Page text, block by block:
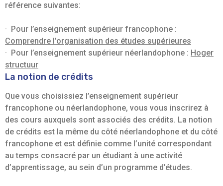
référence suivantes:
· Pour l’enseignement supérieur francophone :
Comprendre l’organisation des études supérieures
· Pour l’enseignement supérieur néerlandophone : Hoger
structuur
La notion de crédits
Que vous choisissiez l’enseignement supérieur
francophone ou néerlandophone, vous vous inscrirez à
des cours auxquels sont associés des crédits. La notion
de crédits est la même du côté néerlandophone et du côté
francophone et est définie comme l’unité correspondant
au temps consacré par un étudiant à une activité
d’apprentissage, au sein d’un programme d’études.